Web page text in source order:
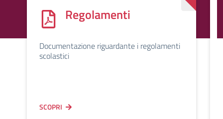
Regolamenti
Documentazione riguardante i regolamenti
scolastici
SCOPRI